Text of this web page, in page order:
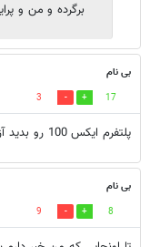
برگرده و من و
بی نام
17
3
پلتفرم ايكس 100 رو بديد آزمايش كنن ببينيم نيو پرايد كجاي كاره!
بی نام
8
9